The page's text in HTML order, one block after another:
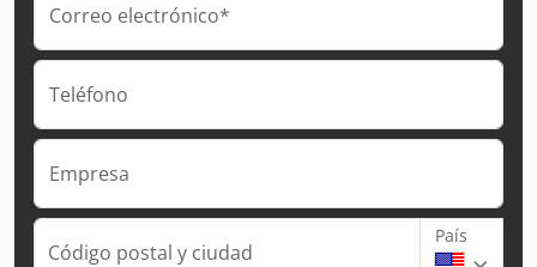
Correo electrónico*
Teléfono
Empresa
Código postal y ciudad
País